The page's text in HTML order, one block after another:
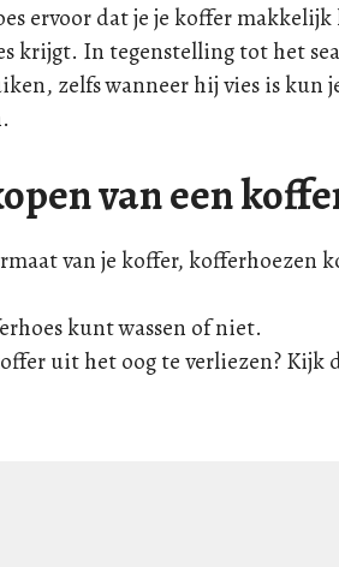
ervoor dat je je koffer
krijgt. In tegenstelling tot het
zelfs wanneer hij vies is kun
van een
van je koffer, kofferhoezen
kunt wassen of niet.
uit het oog te verliezen? Kijk